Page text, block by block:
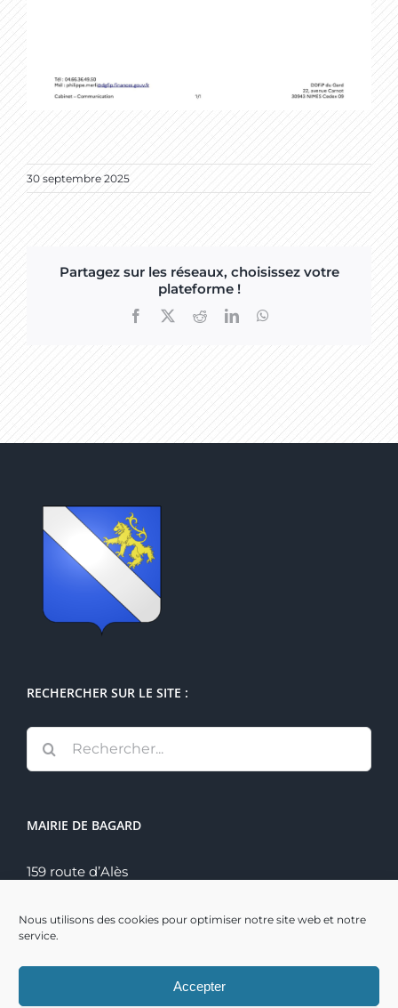
Nous utilisons des cookies pour optimiser notre site web et notre
service.
Accepter
30 septembre 2025
Partagez sur les réseaux, choisissez votre
plateforme !
Facebook RedditLinkedIn
RECHERCHER SUR LE SITE :
MAIRIE DE BAGARD
159 route d’Alès
Tél. : 04 66 60 70 22